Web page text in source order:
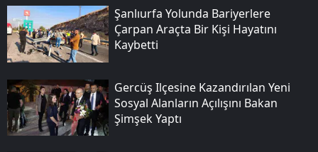
Şanlıurfa Yolunda Bariyerlere
Çarpan Araçta Bir Kişi Hayatını
Kaybetti
Gercüş Ilçesine Kazandırılan Yeni
Sosyal Alanların Açılışını Bakan
Şimşek Yaptı